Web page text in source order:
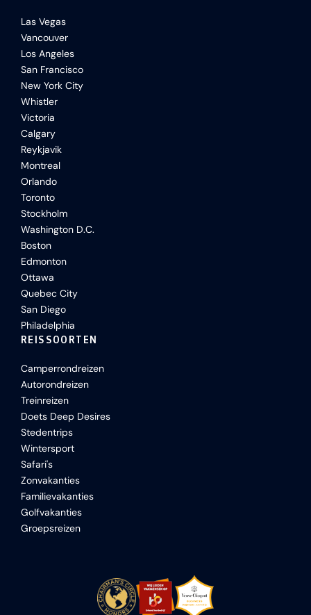
Las Vegas
Vancouver
Los Angeles
San Francisco
New York City
Whistler
Victoria
Calgary
Reykjavik
Montreal
Orlando
Toronto
Stockholm
Washington D.C.
Boston
Edmonton
Ottawa
Quebec City
San Diego
Philadelphia
REISSOORTEN
Camperrondreizen
Autorondreizen
Treinreizen
Doets Deep Desires
Stedentrips
Wintersport
Safari's
Zonvakanties
Familievakanties
Golfvakanties
Groepsreizen